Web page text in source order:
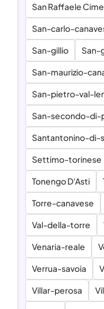
San Raffaele
San-carlo-
San-gillio San-
San-maurizio-
San-pietro-val-
San-secondo-di-
Santantonino-di-
Settimo-torinese
Tonengo D'Asti
Torre-canavese
Val-della-torre
Venaria-reale
Verrua-savoia
Villar-perosa